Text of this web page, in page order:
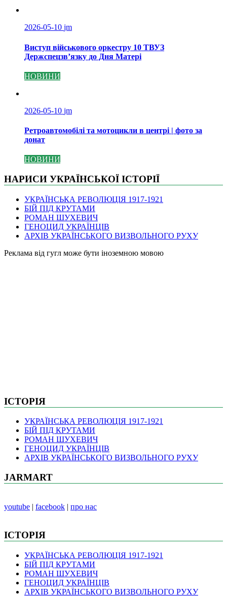
2026-05-10 jm
Виступ військового оркестру 10 ТВУЗ
Держспецзв’язку до Дня Матері
НОВИНИ
2026-05-10 jm
Ретроавтомобілі та мотоцикли в центрі | фото за
донат
НОВИНИ
НАРИСИ УКРАЇНСЬКОЇ ІСТОРІЇ
УКРАЇНСЬКА РЕВОЛЮЦІЯ 1917-1921
БІЙ ПІД КРУТАМИ
РОМАН ШУХЕВИЧ
ГЕНОЦИД УКРАЇНЦІВ
АРХІВ УКРАЇНСЬКОГО ВИЗВОЛЬНОГО РУХУ
Pеклама від гугл може бути іноземною мовою
ІСТОРІЯ
УКРАЇНСЬКА РЕВОЛЮЦІЯ 1917-1921
БІЙ ПІД КРУТАМИ
РОМАН ШУХЕВИЧ
ГЕНОЦИД УКРАЇНЦІВ
АРХІВ УКРАЇНСЬКОГО ВИЗВОЛЬНОГО РУХУ
JARMART
youtube | facebook | про нас
ІСТОРІЯ
УКРАЇНСЬКА РЕВОЛЮЦІЯ 1917-1921
БІЙ ПІД КРУТАМИ
РОМАН ШУХЕВИЧ
ГЕНОЦИД УКРАЇНЦІВ
АРХІВ УКРАЇНСЬКОГО ВИЗВОЛЬНОГО РУХУ